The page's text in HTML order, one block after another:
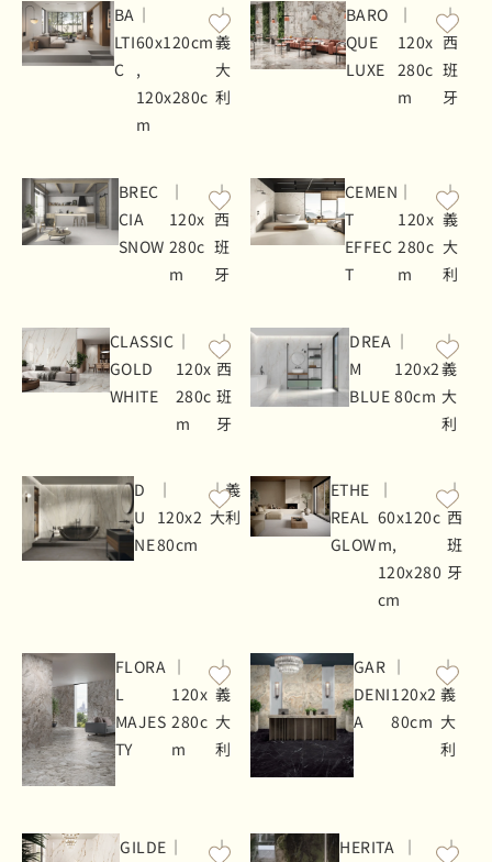
BA
LTI
C
｜
60x120cm
,
120x280c
m
｜
義
大
利
BARO
QUE
LUXE
｜
120x
280c
m
｜
西
班
牙
BREC
CIA
SNOW
｜
120x
280c
m
｜
西
班
牙
CEMEN
T
EFFEC
T
｜
120x
280c
m
｜
義
大
利
CLASSIC
GOLD
WHITE
｜
120x
280c
m
｜
西
班
牙
DREA
M
BLUE
｜
120x2
80cm
｜
義
大
利
D
U
NE
｜
120x2
80cm
｜義
大利
ETHE
REAL
GLOW
｜
60x120c
m,
120x280
cm
｜
西
班
牙
FLORA
L
MAJES
TY
｜
120x
280c
m
｜
義
大
利
GAR
DENI
A
｜
120x2
80cm
｜
義
大
利
GILDE ｜
｜
HERITA
｜
｜